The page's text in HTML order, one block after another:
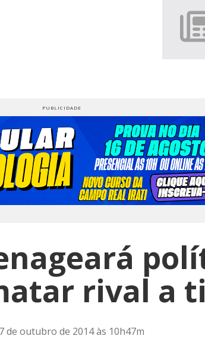
rival a
de outubro de 2014 às 10h47m